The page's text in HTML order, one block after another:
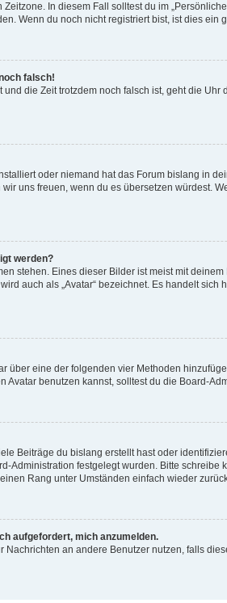
In diesem Fall solltest du im
Wenn du noch nicht registriert bist, ist dies ein
falsch!
die Zeit trotzdem noch falsch ist, geht die
oder niemand hat das Forum bislang in
uns freuen, wenn du es übersetzen würdest.
werden?
stehen. Eines dieser Bilder ist meist mit
auch als „Avatar“ bezeichnet. Es handelt
über eine der folgenden vier Methoden
benutzen kannst, solltest du die Board-
Beiträge du bislang erstellt hast oder
Administration festgelegt wurden. Bitte
Rang unter Umständen einfach wieder
aufgefordert, mich anzumelden.
an andere Benutzer nutzen, falls